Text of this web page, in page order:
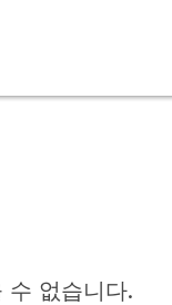
수 없습니다.